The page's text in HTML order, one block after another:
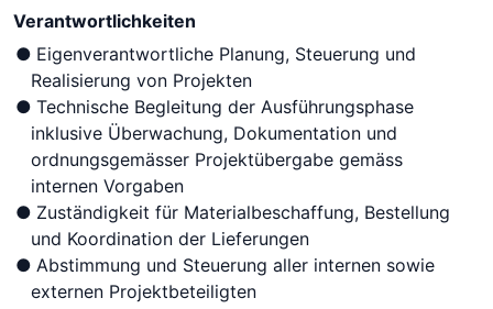
Verantwortlichkeiten
Eigenverantwortliche Planung, Steuerung und
Realisierung von Projekten
Technische Begleitung der Ausführungsphase
inklusive Überwachung, Dokumentation und
ordnungsgemässer Projektübergabe gemäss
internen Vorgaben
Zuständigkeit für Materialbeschaffung, Bestellung
und Koordination der Lieferungen
Abstimmung und Steuerung aller internen sowie
externen Projektbeteiligten